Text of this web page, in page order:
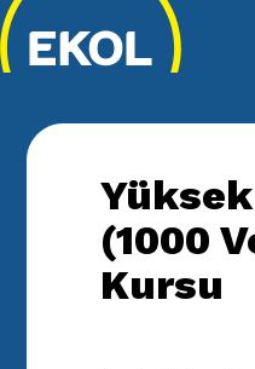
(1000
Kursu